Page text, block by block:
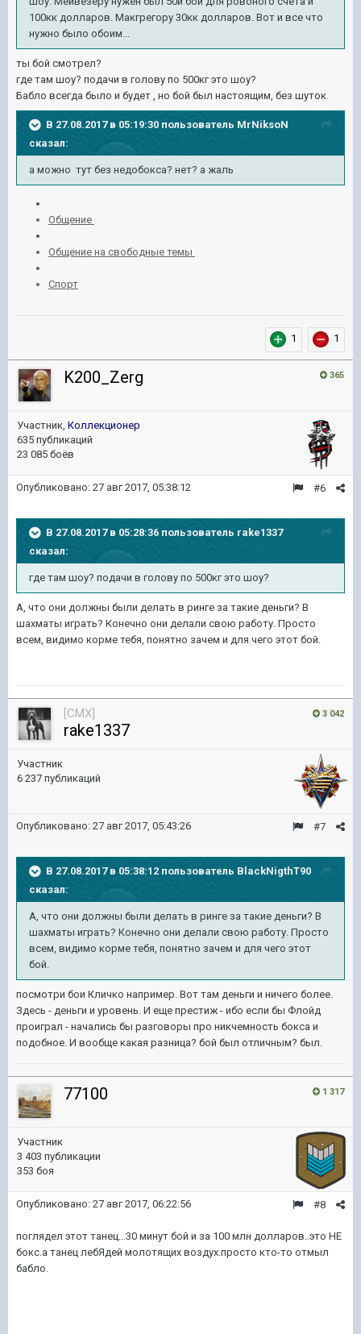
100кк долларов. Макгрегору 30кк долларов. Вот и все что
нужно было обоим...
ты бой смотрел?
где там шоу? подачи в голову по 500кг это шоу?
Бабло всегда было и будет , но бой был настоящим, без шуток.
В 27.08.2017 в 05:19:30 пользователь MrNiksoN
сказал:
а можно тут без недобокса? нет? а жаль
Общение
Общение на свободные темы
Спорт
1 1
365
K200_Zerg
Участник, Коллекционер
635 публикаций
23 085 боёв
#6
Опубликовано: 27 авг 2017, 05:38:12
В 27.08.2017 в 05:28:36 пользователь rake1337
сказал:
где там шоу? подачи в голову по 500кг это шоу?
А, что они должны были делать в ринге за такие деньги? В
шахматы играть? Конечно они делали свою работу. Просто
всем, видимо корме тебя, понятно зачем и для чего этот бой.
3 042
[CMX]
rake1337
Участник
6 237 публикаций
#7
Опубликовано: 27 авг 2017, 05:43:26
В 27.08.2017 в 05:38:12 пользователь BlackNigthT90
сказал:
А, что они должны были делать в ринге за такие деньги? В
шахматы играть? Конечно они делали свою работу. Просто
всем, видимо корме тебя, понятно зачем и для чего этот
бой.
посмотри бои Кличко например. Вот там деньги и ничего более.
Здесь - деньги и уровень. И еще престиж - ибо если бы Флойд
проиграл - начались бы разговоры про никчемность бокса и
подобное. И вообще какая разница? бой был отличным? был.
1 317
77100
Участник
3 403 публикации
353 боя
#8
Опубликовано: 27 авг 2017, 06:22:56
поглядел этот танец...30 минут бой и за 100 млн долларов..это НЕ
бокс.а танец лебЯдей молотящих воздух.просто кто-то отмыл
бабло.